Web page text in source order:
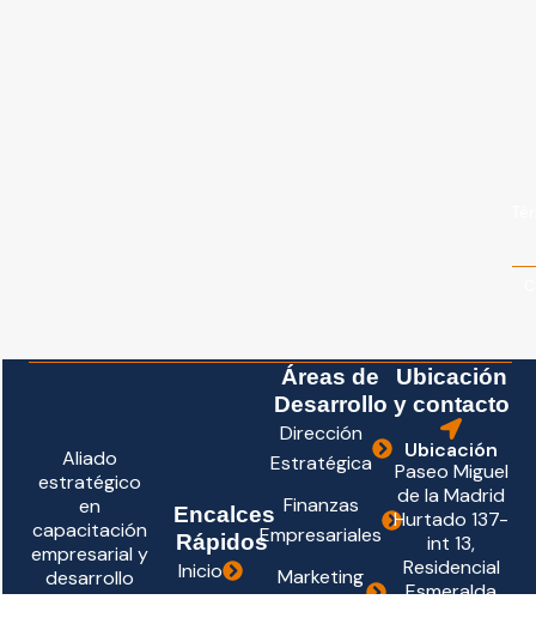
Aliado
estratégico
en
capacitación
empresarial y
desarrollo
directivo.
Encalces
Rápidos
Inicio
Áreas de
Desarrollo
Dirección
Estratégica
Finanzas
Empresariales
Marketing
Ubicación
y contacto
Ubicación
Paseo Miguel
de la Madrid
Hurtado 137-
int 13,
Residencial
Esmeralda